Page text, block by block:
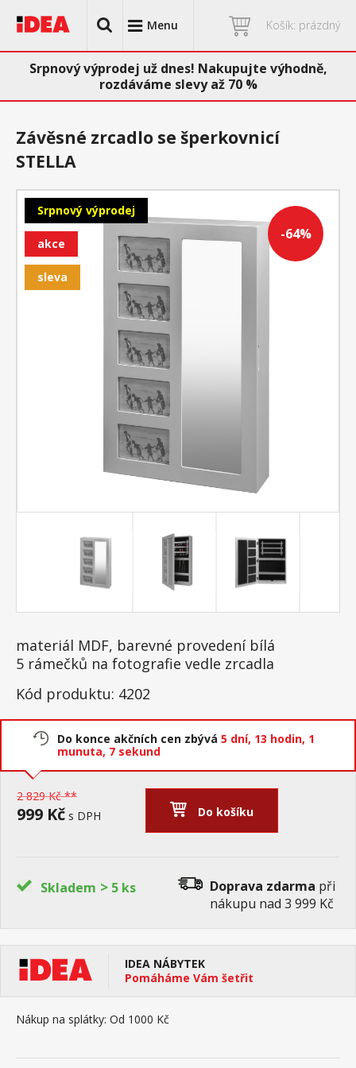
Menu Košík: prázdný
Srpnový výprodej už dnes! Nakupujte výhodně,
rozdáváme slevy až 70 %
-64%
Srpnový výprodej
akce
sleva
Závěsné zrcadlo se šperkovnicí
STELLA
materiál MDF, barevné provedení bílá
5 rámečků na fotografie vedle zrcadla
Kód produktu: 4202
Do konce akčních cen zbývá 5 dní, 13 hodin, 1
munuta, 7 sekund
2 829 Kč **
999 Kč s DPH Do košíku
Skladem > 5 ks Doprava zdarma při
nákupu nad 3 999 Kč
IDEA NÁBYTEK
Pomáháme Vám šetřit
Nákup na splátky: Od 1000 Kč